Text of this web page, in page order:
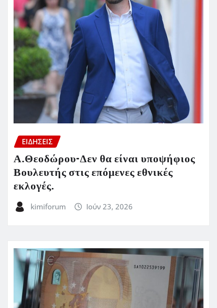
ΕΙΔΗΣΕΙΣ
Α.Θεοδώρου-Δεν θα είναι υποψήφιος
Βουλευτής στις επόμενες εθνικές
εκλογές.
kimiforum Ιούν 23, 2026